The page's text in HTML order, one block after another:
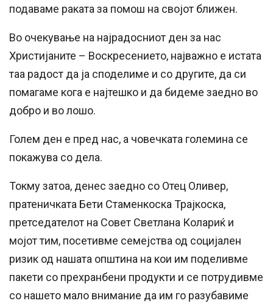
подаваме раката за помош на својот ближен.
Во очекување на најрадосниот ден за нас
Христијаните – Воскресението, најважно е истата
таа радост да ја споделиме и со другите, да си
помагаме кога е најтешко и да бидеме заедно во
добро и во лошо.
Голем ден е пред нас, а човечката големина се
покажува со дела.
Токму затоа, денес заедно со Отец Оливер,
пратеничката Бети Стаменкоска Трајкоска,
претседателот на Совет Светлана Колариќ и
мојот тим, посетивме семејства од социјален
ризик од нашата општина на кои им поделивме
пакети со прехранбени продукти и се потрудивме
со нашето мало внимание да им го разубавиме